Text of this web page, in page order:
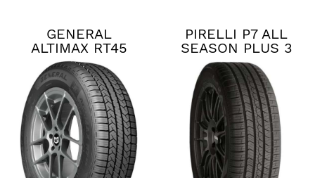
GENERAL
ALTIMAX RT45
PIRELLI P7 ALL
SEASON PLUS 3